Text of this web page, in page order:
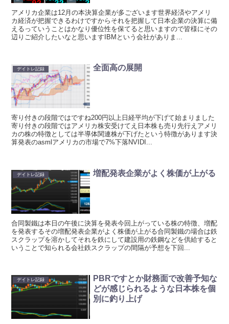
アメリカ企業は12月の本決算企業が多ございます世界経済やアメリ
カ経済が把握できるわけですからそれを把握して日本企業の決算に備
えるっていうことはかなり優位性を保てると思いますので皆様にその
辺りご紹介したいなと思いますIBMという会社がありま...
デイトレ記録 全面高の展開
寄り付きの段階ではですね200円以上日経平均が下げて始まりました
寄り付きの段階ではアメリカ株安受けてえ日本株も売り先行えアメリ
カの株の特徴としては半導体関連株が下げたという特徴があります決
算発表のasmlアメリカの市場で7%下落NVIDI...
デイトレ記録 増配発表企業がよく株価が上がる
合同製鐵は本日の午後に決算を発表今回上がっている株の特徴、増配
を発表するその増配発表企業がよく株価が上がる合同製鐵の場合は鉄
スクラップを溶かしてそれを鉄にして建設用の鉄鋼などを供給すると
いうことで知られる会社鉄スクラップの間隔が予想を下回...
デイトレ記録
PBRですとか財務面で改善予知な
どが感じられるような日本株を個
別に釣り上げ